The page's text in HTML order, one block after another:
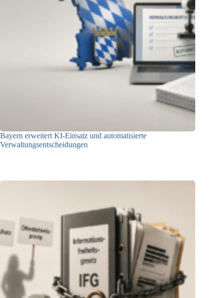
Bayern erweitert KI-Einsatz und automatisierte
Verwaltungsentscheidungen